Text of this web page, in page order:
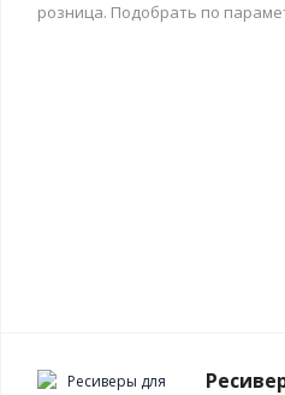
розница. Подобрать по